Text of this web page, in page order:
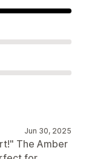
Jun 30, 2025
The Amber